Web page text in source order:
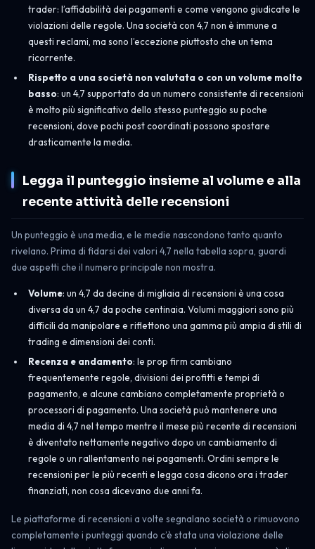
trader: l’affidabilità dei pagamenti e come vengono giudicate le
violazioni delle regole. Una società con 4,7 non è immune a
questi reclami, ma sono l’eccezione piuttosto che un tema
ricorrente.
Rispetto a una società non valutata o con un volume molto
basso: un 4,7 supportato da un numero consistente di recensioni
è molto più significativo dello stesso punteggio su poche
recensioni, dove pochi post coordinati possono spostare
drasticamente la media.
Legga il punteggio insieme al volume e alla
recente attività delle recensioni
Un punteggio è una media, e le medie nascondono tanto quanto
rivelano. Prima di fidarsi dei valori 4,7 nella tabella sopra, guardi
due aspetti che il numero principale non mostra.
Volume: un 4,7 da decine di migliaia di recensioni è una cosa
diversa da un 4,7 da poche centinaia. Volumi maggiori sono più
difficili da manipolare e riflettono una gamma più ampia di stili di
trading e dimensioni dei conti.
Recenza e andamento: le prop firm cambiano
frequentemente regole, divisioni dei profitti e tempi di
pagamento, e alcune cambiano completamente proprietà o
processori di pagamento. Una società può mantenere una
media di 4,7 nel tempo mentre il mese più recente di recensioni
è diventato nettamente negativo dopo un cambiamento di
regole o un rallentamento nei pagamenti. Ordini sempre le
recensioni per le più recenti e legga cosa dicono ora i trader
finanziati, non cosa dicevano due anni fa.
Le piattaforme di recensioni a volte segnalano società o rimuovono
completamente i punteggi quando c’è stata una violazione delle